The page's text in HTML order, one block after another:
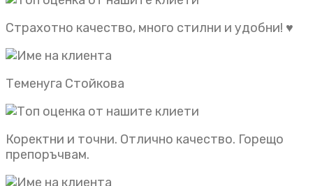
Страхотно качество, много стилни и удобни! ♥️
Теменуга Стойкова
Коректни и точни. Отлично качество. Горещо
препоръчвам.